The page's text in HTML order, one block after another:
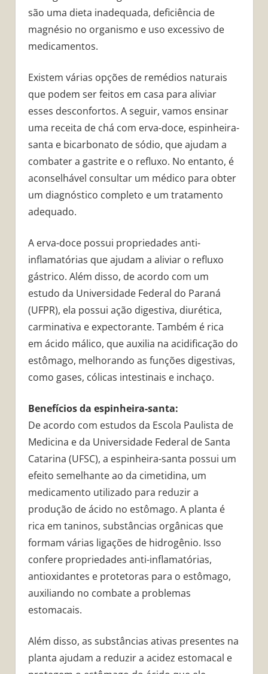
são uma dieta inadequada, deficiência de
magnésio no organismo e uso excessivo de
medicamentos.
Existem várias opções de remédios naturais
que podem ser feitos em casa para aliviar
esses desconfortos. A seguir, vamos ensinar
uma receita de chá com erva-doce, espinheira-
santa e bicarbonato de sódio, que ajudam a
combater a gastrite e o refluxo. No entanto, é
aconselhável consultar um médico para obter
um diagnóstico completo e um tratamento
adequado.
A erva-doce possui propriedades anti-
inflamatórias que ajudam a aliviar o refluxo
gástrico. Além disso, de acordo com um
estudo da Universidade Federal do Paraná
(UFPR), ela possui ação digestiva, diurética,
carminativa e expectorante. Também é rica
em ácido málico, que auxilia na acidificação do
estômago, melhorando as funções digestivas,
como gases, cólicas intestinais e inchaço.
Benefícios da espinheira-santa:
De acordo com estudos da Escola Paulista de
Medicina e da Universidade Federal de Santa
Catarina (UFSC), a espinheira-santa possui um
efeito semelhante ao da cimetidina, um
medicamento utilizado para reduzir a
produção de ácido no estômago. A planta é
rica em taninos, substâncias orgânicas que
formam várias ligações de hidrogênio. Isso
confere propriedades anti-inflamatórias,
antioxidantes e protetoras para o estômago,
auxiliando no combate a problemas
estomacais.
Além disso, as substâncias ativas presentes na
planta ajudam a reduzir a acidez estomacal e